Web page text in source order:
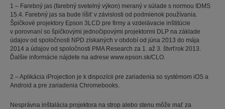
1 – Farebný jas (farebný svetelný výkon) meraný v súlade s normou IDMS
15.4. Farebný jas sa bude líšiť v závislosti od podmienok používania.
Špičkové projektory Epson 3LCD pre firmy a vzdelávacie inštitúcie
v porovnaní so špičkovými jednočipovými projektormi DLP na základe
údajov od spoločnosti NPD získaných v období od júna 2013 do mája
2014 a údajov od spoločnosti PMA Research za 1. až 3. štvrťrok 2013.
Ďalšie informácie nájdete na adrese www.epson.sk/CLO.
2 – Aplikácia iProjection je k dispozícii pre zariadenia so systémom iOS a
Android a pre zariadenia Chromebooks.
Nesprávna inštalácia projektora na strop alebo stenu môže mať za